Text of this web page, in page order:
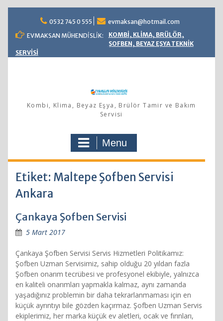
content
0532 745 0 555
evmaksan@hotmail.com
EVMAKSAN MÜHENDİSLİK:
KOMBİ, KLİMA, BRÜLÖR,
ŞOFBEN, BEYAZ EŞYA TEKNİK
SERVİSİ
Kombi, Klima, Beyaz Eşya, Brülör Tamir ve Bakım
Servisi
Menu
Etiket: Maltepe Şofben Servisi
Ankara
Çankaya Şofben Servisi
5 Mart 2017
Çankaya Şofben Servisi Servis Hizmetleri Politikamız:
Şofben Uzman Servisimiz, sahip olduğu 20 yıldan fazla
Şofben onarım tecrübesi ve profesyonel ekibiyle, yalnızca
en kaliteli onarımları yapmakla kalmaz, aynı zamanda
yaşadığınız problemin bir daha tekrarlanmaması için en
küçük ayrıntıyı bile gözden kaçırmaz. Şofben Uzman Servis
ekiplerimiz, her marka küçük ev aletleri, ocak ve fırınları,